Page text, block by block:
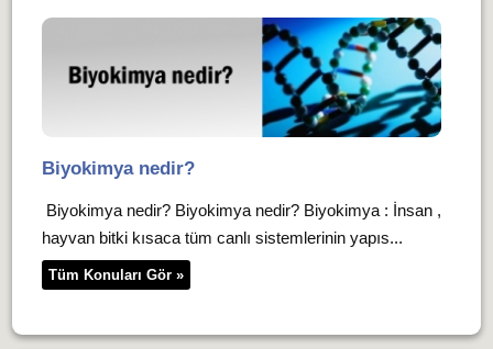
Biyokimya nedir?
Biyokimya nedir? Biyokimya nedir? Biyokimya : İnsan ,
hayvan bitki kısaca tüm canlı sistemlerinin yapıs...
Tüm Konuları Gör »